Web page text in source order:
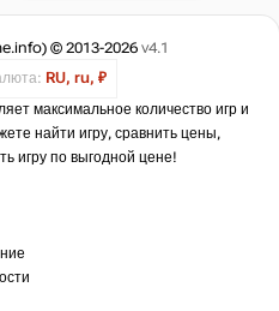
© 2013-2026 v4.1
RU, ru, ₽
максимальное количество игр и
найти игру, сравнить цены,
игру по выгодной цене!